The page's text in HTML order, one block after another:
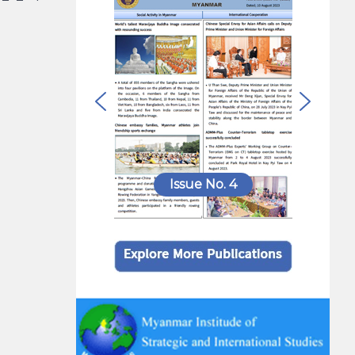
Issue No. 4